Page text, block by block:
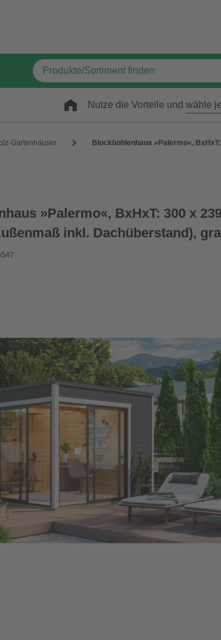
Nutze die Vorteile und wähle
Gartenhäuser Blockbohlenhaus »Palermo«,
»Palermo«, BxHxT: 300 x
inkl. Dachüberstand),